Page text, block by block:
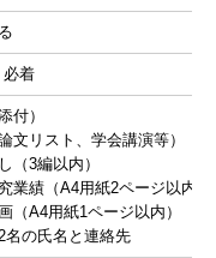
着
付）
文リスト、学会講演等）
（3編以内）
業績（A4用紙2ページ以内）
（A4用紙1ページ以内）
名の氏名と連絡先